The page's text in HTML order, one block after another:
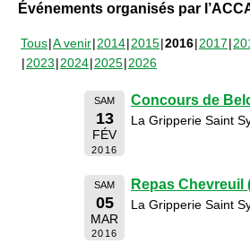
Événements organisés par
Tous A venir 2014 2015 2016 2017
2023 2024 2025 2026
SAM
13
FÉV
2016
Concours de
La Gripperie Saint
SAM
05
MAR
2016
Repas Chevreuil
La Gripperie Saint